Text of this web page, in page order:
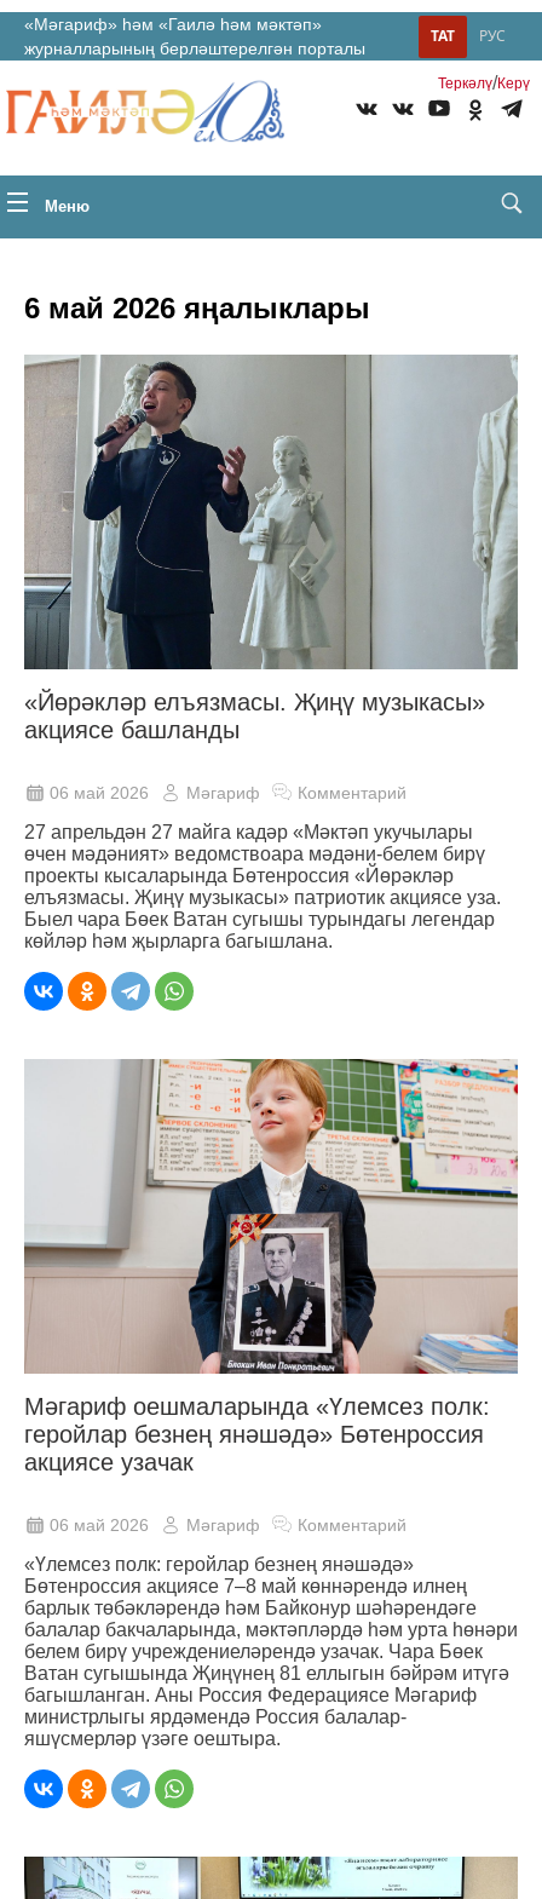
«Мәгариф» һәм «Гаилә һәм мәктәп»
журналларының берләштерелгән порталы
РУС
ТАТ
Теркəлү/Керү
Меню
6 май 2026 яңалыклары
«Йөрәкләр елъязмасы. Җиңү музыкасы»
акциясе башланды
06 май 2026 Мәгариф Комментарий
27 апрельдән 27 майга кадәр «Мәктәп укучылары
өчен мәдәният» ведомствоара мәдәни-белем бирү
проекты кысаларында Бөтенроссия «Йөрәкләр
елъязмасы. Җиңү музыкасы» патриотик акциясе уза.
Быел чара Бөек Ватан сугышы турындагы легендар
көйләр һәм җырларга багышлана.
Мәгариф оешмаларында «Үлемсез полк:
геройлар безнең янәшәдә» Бөтенроссия
акциясе узачак
06 май 2026 Мәгариф Комментарий
«Үлемсез полк: геройлар безнең янәшәдә»
Бөтенроссия акциясе 7–8 май көннәрендә илнең
барлык төбәкләрендә һәм Байконур шәһәрендәге
балалар бакчаларында, мәктәпләрдә һәм урта һөнәри
белем бирү учреждениеләрендә узачак. Чара Бөек
Ватан сугышында Җиңүнең 81 еллыгын бәйрәм итүгә
багышланган. Аны Россия Федерациясе Мәгариф
министрлыгы ярдәмендә Россия балалар-
яшүсмерләр үзәге оештыра.